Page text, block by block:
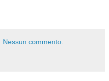
Nessun commento: